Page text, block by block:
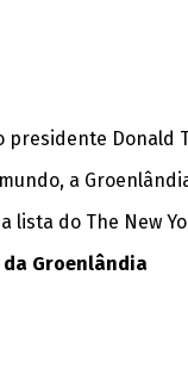
Donald
a
lista do The New
Groenlândia